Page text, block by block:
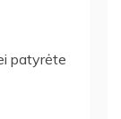
patyrėte